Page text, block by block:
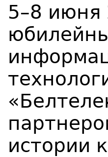
5–8 июня
истории